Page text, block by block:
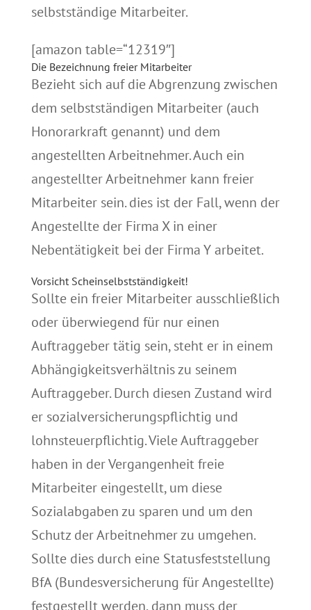
selbstständige Mitarbeiter.
[amazon table=“12319″]
Die Bezeichnung freier Mitarbeiter
Bezieht sich auf die Abgrenzung zwischen
dem selbstständigen Mitarbeiter (auch
Honorarkraft genannt) und dem
angestellten Arbeitnehmer. Auch ein
angestellter Arbeitnehmer kann freier
Mitarbeiter sein. dies ist der Fall, wenn der
Angestellte der Firma X in einer
Nebentätigkeit bei der Firma Y arbeitet.
Vorsicht Scheinselbstständigkeit!
Sollte ein freier Mitarbeiter ausschließlich
oder überwiegend für nur einen
Auftraggeber tätig sein, steht er in einem
Abhängigkeitsverhältnis zu seinem
Auftraggeber. Durch diesen Zustand wird
er sozialversicherungspflichtig und
lohnsteuerpflichtig. Viele Auftraggeber
haben in der Vergangenheit freie
Mitarbeiter eingestellt, um diese
Sozialabgaben zu sparen und um den
Schutz der Arbeitnehmer zu umgehen.
Sollte dies durch eine Statusfeststellung
BfA (Bundesversicherung für Angestellte)
festgestellt werden, dann muss der